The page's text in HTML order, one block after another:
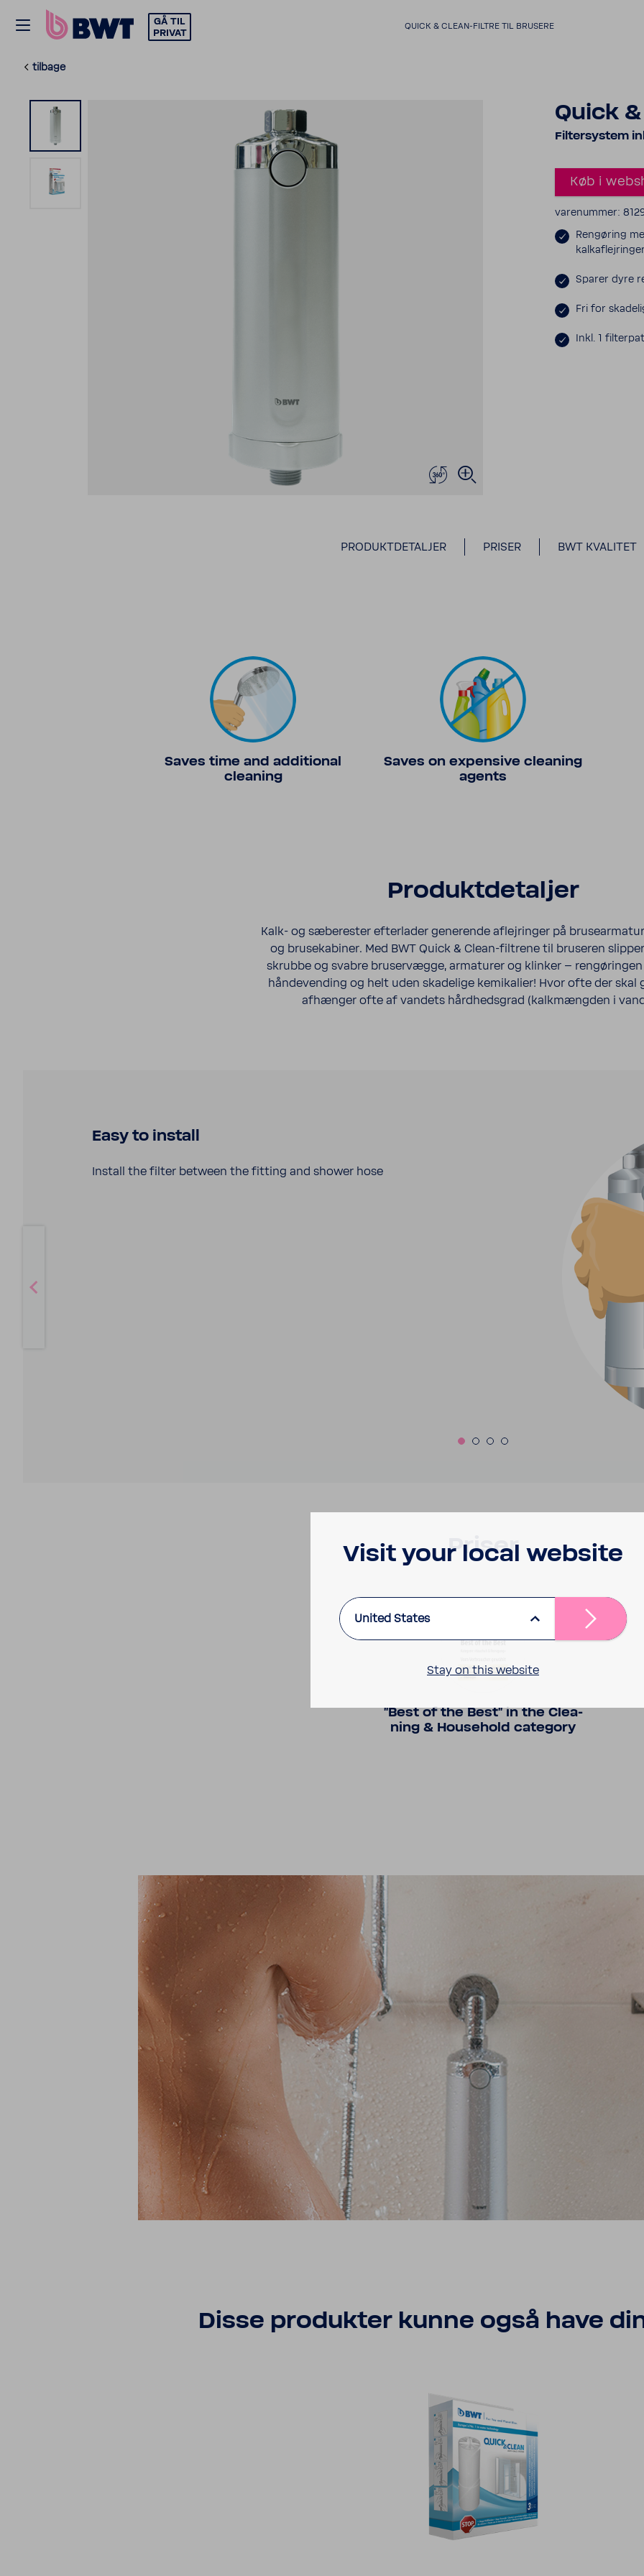
QUICK & CLEAN-​FILTRE TIL BRUSERE
GÅ TIL
PRIVAT
tilbage
Quick
Filter­sy­stem
Køb i
vare­nummer:
Rengø­ring
kalk­af­lej­ringer
Sparer dyre
Fri for
Inkl. 1
PRODUKTDETALJER PRISER BWT KVALITET
Saves time and addi­tional
clea­ning
Saves on expen­sive clea­ning
agents
Produk­t­de­taljer
Kalk- og sæbe­re­ster efter­lader gene­rende aflej­ringer på
og bruse­ka­biner. Med BWT Quick & Clean-​filtrene til bruseren
skrubbe og svabre bruser­vægge, arma­turer og klinker – rengø­ringen
hånde­ven­ding og helt uden skade­lige kemi­ka­lier! Hvor ofte der skal
afhænger ofte af vandets hård­heds­grad (kalk­mængden i
Easy to install
Install the filter between the fitting and shower hose
Priser
"Best of the Best" in the Clea­
ning & House­hold cate­gory
Disse produkter kunne også have
Visit your local website
United States
Stay on this website